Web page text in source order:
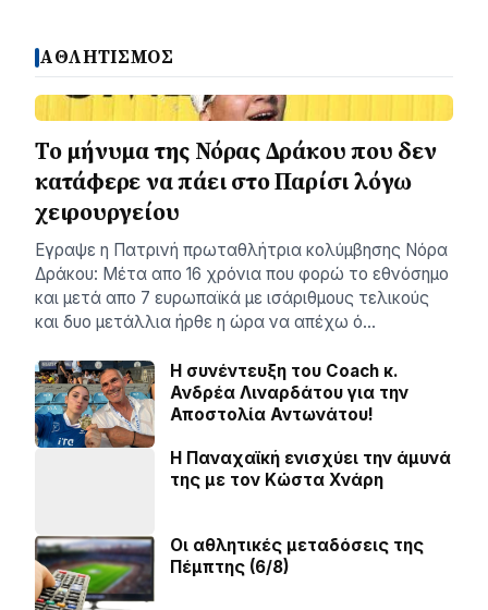
ΑΘΛΗΤΙΣΜΟΣ
Το μήνυμα της Νόρας Δράκου που δεν
κατάφερε να πάει στο Παρίσι λόγω
χειρουργείου
Εγραψε η Πατρινή πρωταθλήτρια κολύμβησης Νόρα
Δράκου: Μέτα απο 16 χρόνια που φορώ το εθνόσημο
και μετά απο 7 ευρωπαϊκά με ισάριθμους τελικούς
και δυο μετάλλια ήρθε η ώρα να απέχω ό…
H συνέντευξη του Coach κ.
Ανδρέα Λιναρδάτου για την
Αποστολία Αντωνάτου!
Η Παναχαϊκή ενισχύει την άμυνά
της με τον Κώστα Χνάρη
Οι αθλητικές μεταδόσεις της
Πέμπτης (6/8)